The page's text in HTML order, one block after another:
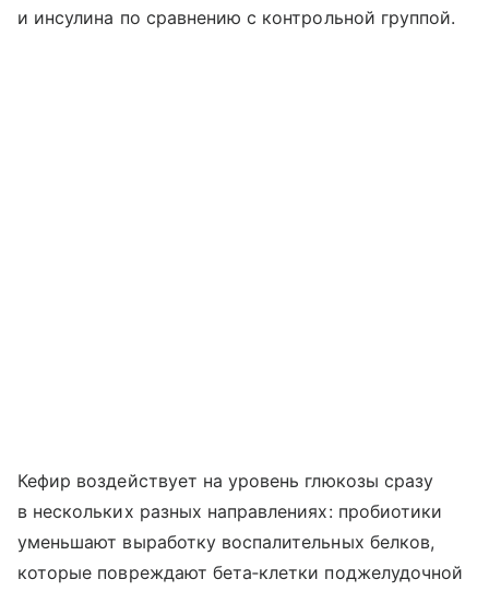
и инсулина по сравнению с контрольной группой.
Кефир воздействует на уровень глюкозы сразу
в нескольких разных направлениях: пробиотики
уменьшают выработку воспалительных белков,
которые повреждают бета‑клетки поджелудочной